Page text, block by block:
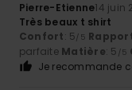
Pierre-Etienne14 juin
Très beaux t shirt
Confort: 5/5
parfaite Matière: 5 /5
Je recommande